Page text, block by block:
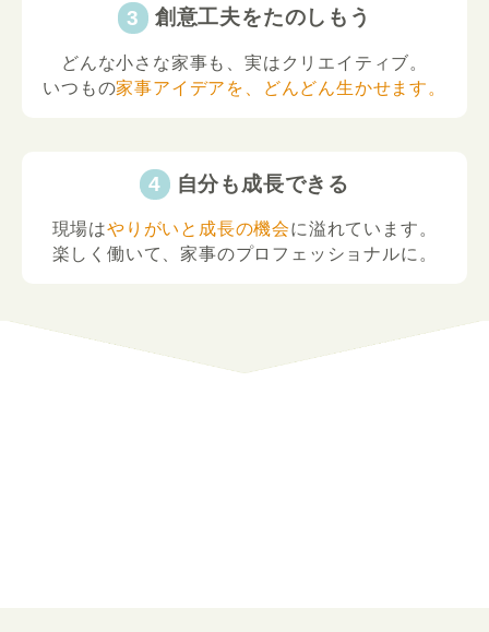
創意工夫をたのしもう
どんな小さな家事も、実はクリエイティブ。
いつもの家事アイデアを、どんどん生かせます。
自分も成長できる
現場はやりがいと成長の機会に溢れています。
楽しく働いて、家事のプロフェッショナルに。